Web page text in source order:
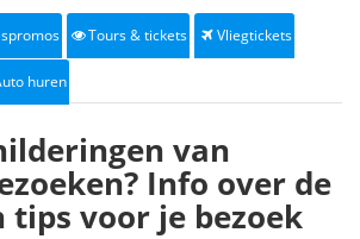
Tours & tickets Vliegtickets
huren
van
Info over de
tips voor je bezoek